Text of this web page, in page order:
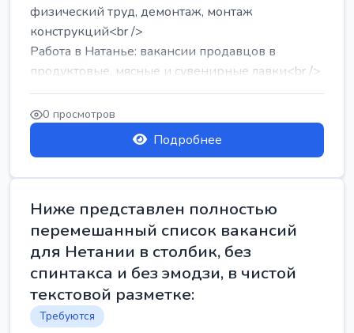
физический труд, демонтаж, монтаж
конструкций<br />
Работа в Натанье: вакансии продавцов в
продуктовые, мясные и сувенирные лавки<br />
Разнорабочий на сборку м...
0 просмотров
Подробнее
Ниже представлен полностью
перемешанный список вакансий
для Нетании в столбик, без
спинтакса и без эмодзи, в чистой
текстовой разметке:
Требуются